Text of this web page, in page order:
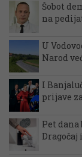
Šobot
na
U
Narod
I
prijave
Pet